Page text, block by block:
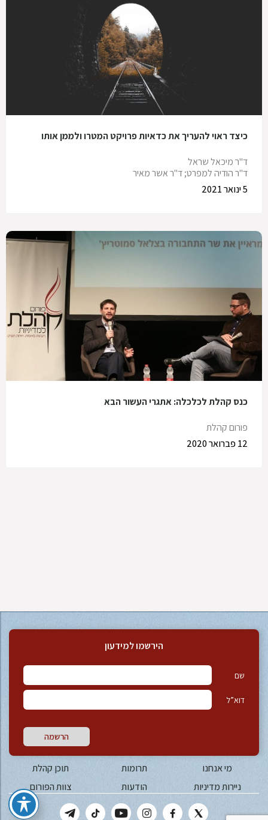
כיצד ראוי להעריך את כדאיות פרויקט המטרו ולממן אותו
ד"ר מיכאל שראל
ד"ר הודיה למפרט; ד"ר אשר מאיר
5 ינואר 2021
כנס קהלת לכלכלה: אתגרי העשור הבא
פורום קהלת
12 פברואר 2020
הירשמו למידעון
שם
דוא”ל
הרשמה
מי אנחנו תרומות
תוכן קהלת
ניירות מדיניות
הודעות צוות הפורום